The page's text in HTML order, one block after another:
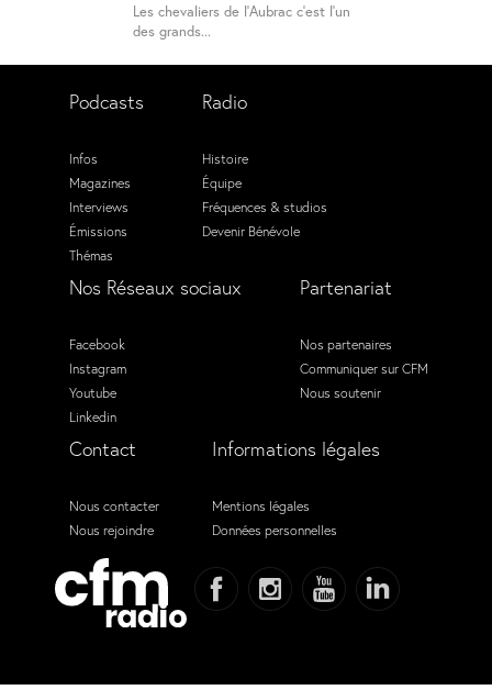
Les chevaliers de l’Aubrac c’est l’un
des grands...
Podcasts
Infos
Magazines
Interviews
Émissions
Thémas
Radio
Histoire
Équipe
Fréquences & studios
Devenir Bénévole
Nos Réseaux sociaux
Facebook
Instagram
Youtube
Linkedin
Partenariat
Nos partenaires
Communiquer sur CFM
Nous soutenir
Contact
Nous contacter
Nous rejoindre
Informations légales
Mentions légales
Données personnelles